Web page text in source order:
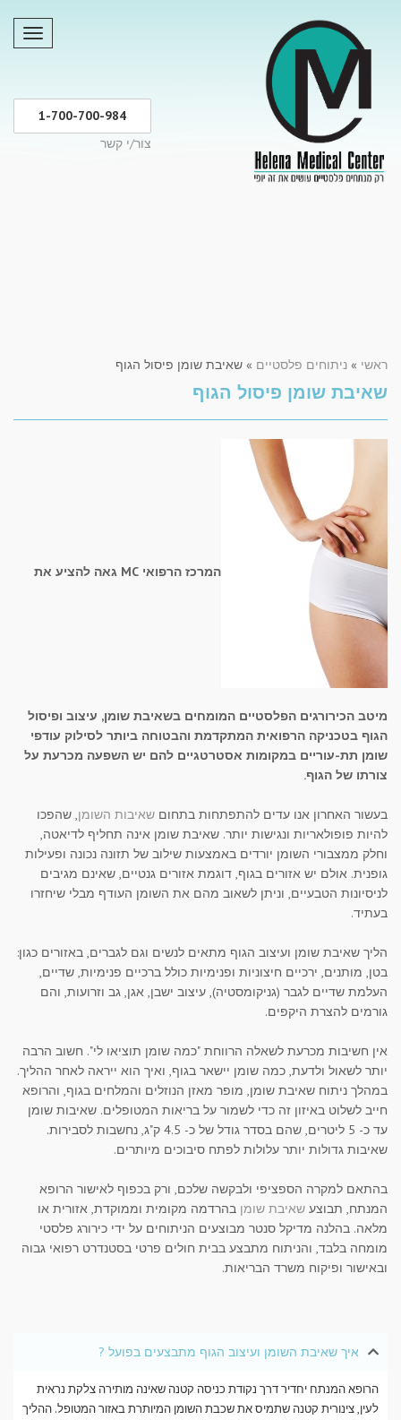
1-700-700-984
צור/י קשר
ראשי » ניתוחים פלסטיים » שאיבת שומן פיסול הגוף
שאיבת שומן פיסול הגוף
המרכז הרפואי MC גאה להציע את
מיטב הכירורגים הפלסטיים המומחים בשאיבת שומן, עיצוב ופיסול
הגוף בטכניקה הרפואית המתקדמת והבטוחה ביותר לסילוק עודפי
שומן תת-עוריים במקומות אסטרטגיים להם יש השפעה מכרעת על
צורתו של הגוף.
בעשור האחרון אנו עדים להתפתחות בתחום שאיבות השומן, שהפכו
להיות פופולאריות ונגישות יותר. שאיבת שומן אינה תחליף לדיאטה,
וחלק ממצבורי השומן יורדים באמצעות שילוב של תזונה נכונה ופעילות
גופנית. אולם יש אזורים בגוף, דוגמת אזורים גנטיים, שאינם מגיבים
לניסיונות הטבעיים, וניתן לשאוב מהם את השומן העודף מבלי שיחזרו
בעתיד.
הליך שאיבת שומן ועיצוב הגוף מתאים לנשים וגם לגברים, באזורים כגון:
בטן, מותנים, ירכיים חיצוניות ופנימיות כולל ברכיים פנימיות, שדיים,
העלמת שדיים לגבר (גניקומסטיה), עיצוב ישבן, אגן, גב וזרועות, והם
גורמים להצרת היקפים.
אין חשיבות מכרעת לשאלה הרווחת "כמה שומן תוציאו לי". חשוב הרבה
יותר לשאול ולדעת, כמה שומן יישאר בגוף, ואיך הוא ייראה לאחר ההליך.
במהלך ניתוח שאיבת שומן, מופר מאזן הנוזלים והמלחים בגוף, והרופא
חייב לשלוט באיזון זה כדי לשמור על בריאות המטופלים. שאיבות שומן
עד כ- 5 ליטרים, שהם בסדר גודל של כ- 4.5 ק"ג, נחשבות לסבירות.
שאיבות גדולות יותר עלולות לפתח סיבוכים מיותרים.
בהתאם למקרה הספציפי ולבקשה שלכם, ורק בכפוף לאישור הרופא
המנתח, תבוצע שאיבת שומן בהרדמה מקומית וממוקדת, אזורית או
מלאה. בהלנה מדיקל סנטר מבוצעים הניתוחים על ידי כירורג פלסטי
מומחה בלבד, והניתוח מתבצע בבית חולים פרטי בסטנדרט רפואי גבוה
ובאישור ופיקוח משרד הבריאות.
איך שאיבת השומן ועיצוב הגוף מתבצעים בפועל ?
הרופא המנתח יחדיר דרך נקודת כניסה קטנה שאינה מותירה צלקת נראית
לעין, צינורית קטנה שתמיס את שכבת השומן המיותרת באזור המטופל. ההליך